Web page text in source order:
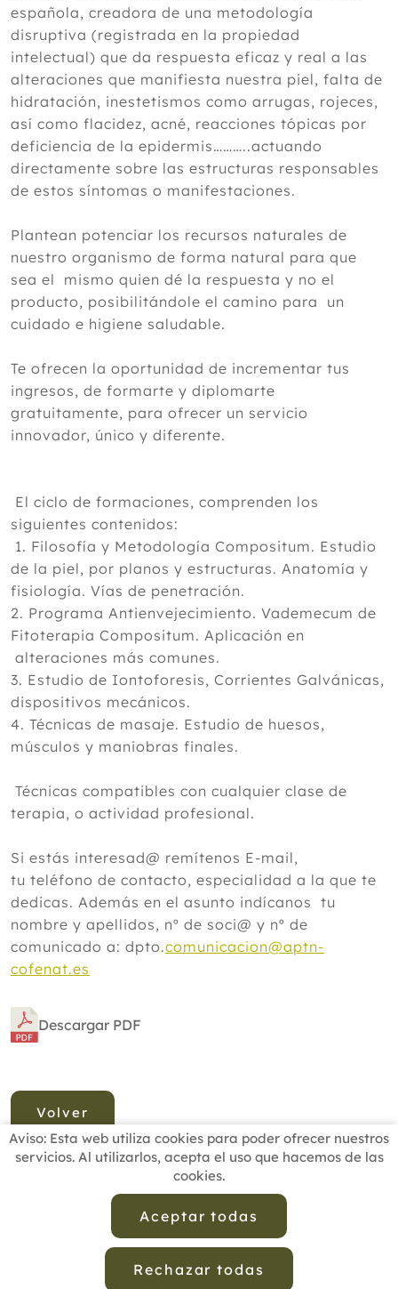
española, creadora de una metodología
disruptiva (registrada en la propiedad
intelectual) que da respuesta eficaz y real a las
alteraciones que manifiesta nuestra piel, falta de
hidratación, inestetismos como arrugas, rojeces,
así como flacidez, acné, reacciones tópicas por
deficiencia de la epidermis………..actuando
directamente sobre las estructuras responsables
de estos síntomas o manifestaciones.
Plantean potenciar los recursos naturales de
nuestro organismo de forma natural para que
sea el mismo quien dé la respuesta y no el
producto, posibilitándole el camino para un
cuidado e higiene saludable.
Te ofrecen la oportunidad de incrementar tus
ingresos, de formarte y diplomarte
gratuitamente, para ofrecer un servicio
innovador, único y diferente.
El ciclo de formaciones, comprenden los
siguientes contenidos:
1. Filosofía y Metodología Compositum. Estudio
de la piel, por planos y estructu­ras. Anatomía y
fisiología. Vías de penetración.
2. Programa Antienvejecimiento. Vademecum de
Fitoterapia Compositum. Aplicación en
alteraciones más comunes.
3. Estudio de Iontoforesis, Corrientes Galvánicas,
dispositivos mecánicos.
4. Técnicas de masaje. Estudio de huesos,
músculos y maniobras finales.
Técnicas compatibles con cualquier clase de
terapia, o actividad profesional.
Si estás interesad@ remítenos E-mail,
tu teléfono de contacto, especialidad a la que te
dedicas. Además en el asunto indícanos tu
nombre y apellidos, nº de soci@ y nº de
comunicado a: dpto.comunicacion@aptn-
cofenat.es
Descargar PDF
Volver
Aviso: Esta web utiliza cookies para poder ofrecer nuestros
servicios. Al utilizarlos, acepta el uso que hacemos de las
cookies.
Aceptar todas
Rechazar todas
BUSCADOR PROFESIONALES
ESCUELAS RECOMENDADAS
CONTACTO
Política de Privacidad de Datos